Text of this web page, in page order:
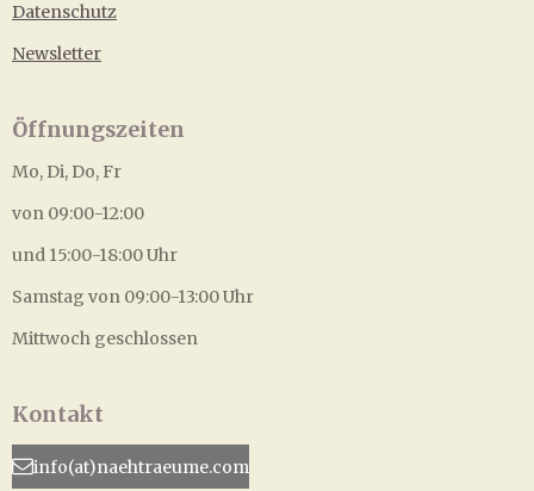
Datenschutz
Newsletter
Öffnungszeiten
Mo, Di, Do, Fr
von 09:00-12:00
und 15:00-18:00 Uhr
Samstag von 09:00-13:00 Uhr
Mittwoch geschlossen
Kontakt
info(at)naehtraeume.com